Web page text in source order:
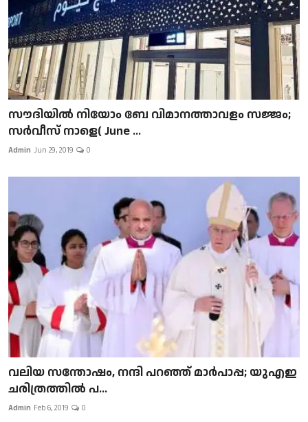
സൗദിയിൽ നിയോം ബേ വിമാനത്താവളം സജ്ജം;
സർവീസ് നാളെ( June ...
Admin Jun 29, 2019 0
വലിയ സന്തോഷം, നന്ദി പറഞ്ഞ് മാർപാപ്പ; യുഎഇ
ചരിത്രത്തിൽ പ...
Admin Feb 6, 2019 0